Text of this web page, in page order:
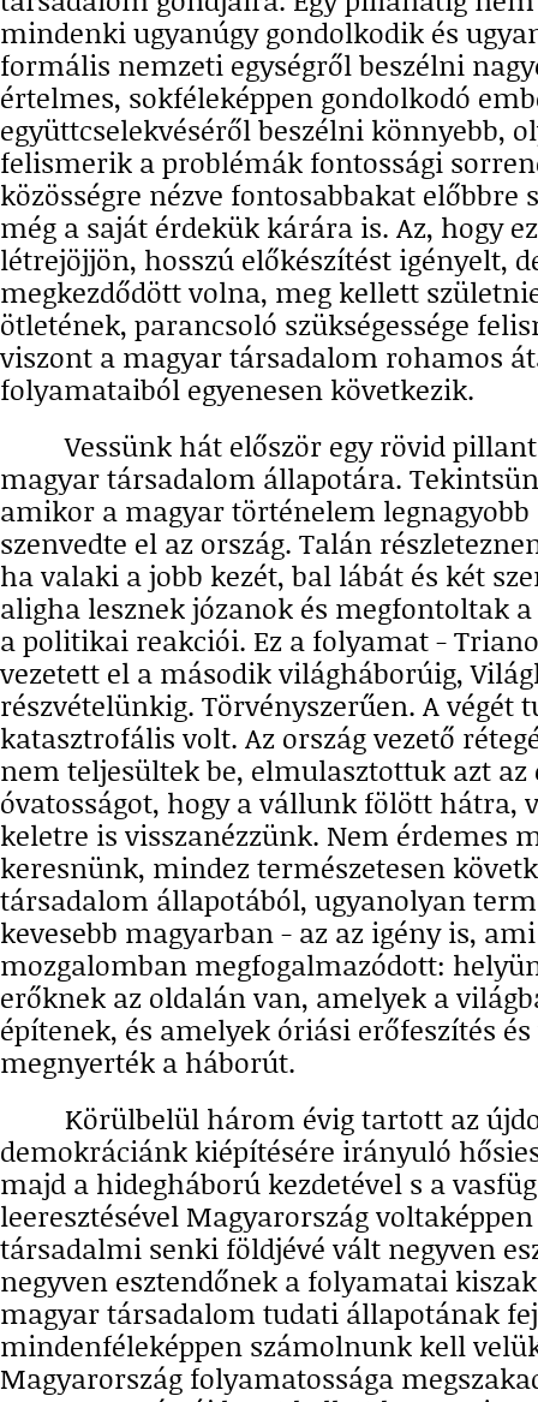
mindenki ugyanúgy gondolkodik és
formális nemzeti egységről beszélni
értelmes, sokféleképpen gondolkodó
együttcselekvéséről beszélni könnyebb,
felismerik a problémák fontossági
közösségre nézve fontosabbakat előbbre
még a saját érdekük kárára is. Az, hogy
létrejöjjön, hosszú előkészítést igényelt,
megkezdődött volna, meg kellett
ötletének, parancsoló szükségessége
viszont a magyar társadalom rohamos
folyamataiból egyenesen következik.
Vessünk hát először egy rövid
magyar társadalom állapotára.
amikor a magyar történelem legnagyobb
szenvedte el az ország. Talán
ha valaki a jobb kezét, bal lábát és két
aligha lesznek józanok és megfontoltak
a politikai reakciói. Ez a folyamat -
vezetett el a második világháborúig,
részvételünkig. Törvényszerűen. A végét
katasztrofális volt. Az ország vezető
nem teljesültek be, elmulasztottuk azt az
óvatosságot, hogy a vállunk fölött hátra,
keletre is visszanézzünk. Nem érdemes
keresnünk, mindez természetesen
társadalom állapotából, ugyanolyan
kevesebb magyarban - az az igény is,
mozgalomban megfogalmazódott:
erőknek az oldalán van, amelyek a
építenek, és amelyek óriási erőfeszítés
megnyerték a háborút.
Körülbelül három évig tartott az
demokráciánk kiépítésére irányuló
majd a hidegháború kezdetével s a
leeresztésével Magyarország
társadalmi senki földjévé vált negyven
negyven esztendőnek a folyamatai
magyar társadalom tudati állapotának
mindenféleképpen számolnunk kell
Magyarország folyamatossága